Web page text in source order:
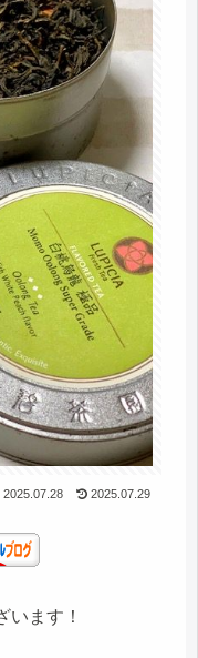
2025.07.28 2025.07.29
います！